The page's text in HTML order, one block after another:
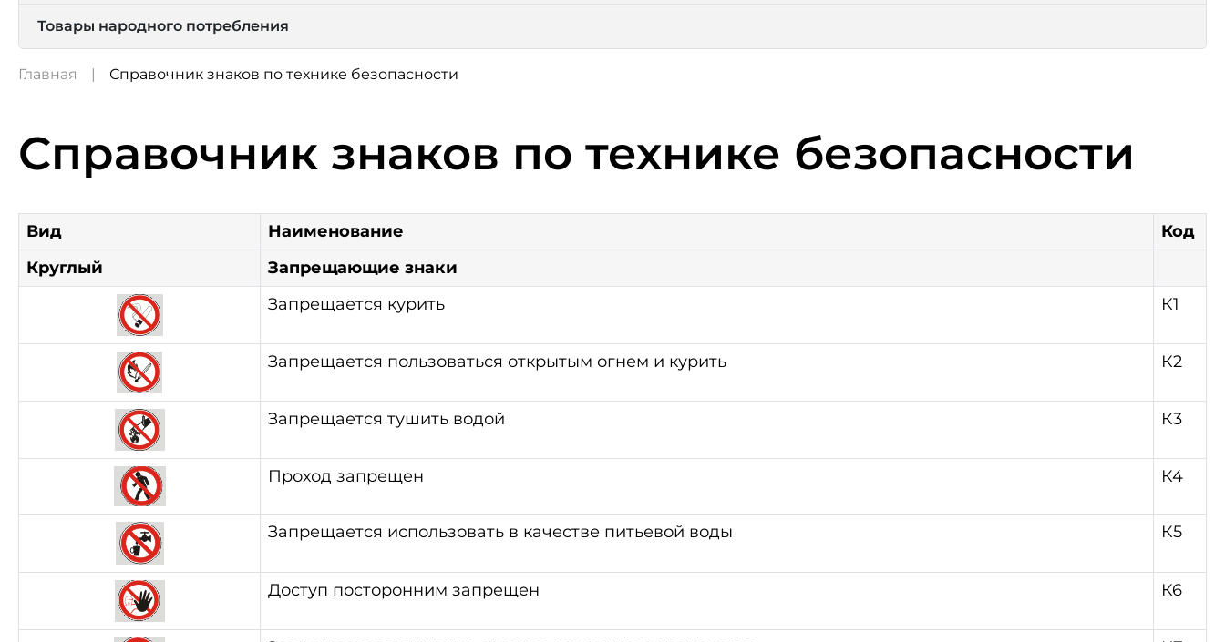
Товары народного потребления
Главная Справочник знаков по технике безопасности
Справочник знаков по технике безопасности
Вид Наименование
Код
Круглый
Запрещающие знаки
Запрещается курить
К1
Запрещается пользоваться открытым огнем и курить К2
Запрещается тушить водой К3
Проход запрещен К4
Запрещается использовать в качестве питьевой воды К5
Доступ посторонним запрещен К6